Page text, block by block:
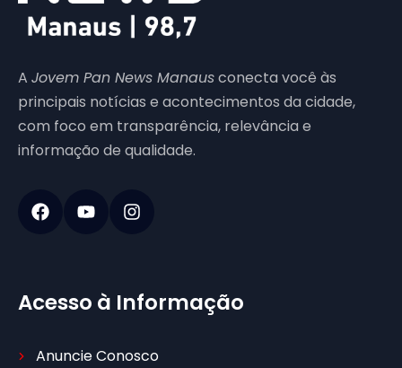
A Jovem Pan News Manausconecta você às
principais notícias e acontecimentos da cidade,
com foco em transparência, relevância e
informação de qualidade.
Acesso à Informação
Anuncie Conosco